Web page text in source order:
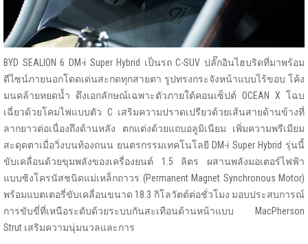
BYD SEALION 6 DM-i Super Hybrid เป็นรถ C-SUV ปลั๊กอินไฮบริดที่มาพร้อม
ดีไซน์ภายนอกโดดเด่นสะกดทุกสายตา รูปทรงกระจังหน้าแบบไร้ขอบ โค้ง
มนคล้ายหยดน้ำ ดึงเอกลักษณ์เฉพาะตัวภายใต้คอนเซ็ปต์ OCEAN X โฉบ
เฉี่ยวด้วยโคมไฟแบบตัว C เสริมความปราดเปรียวด้วยเส้นสายด้านข้างที่
ลากยาวต่อเนื่องถึงด้านหลัง ตกแต่งด้วยแถบอลูมิเนียม เพิ่มความพรีเมียม
สะดุดตาเมื่อวิ่งบนท้องถนน ยนตรกรรมเทคโนโลยี DM-i Super Hybrid รุ่นนี้
ขับเคลื่อนด้วยขุมพลังของเครื่องยนต์ 1.5 ลิตร ผสานพลังมอเตอร์ไฟฟ้า
แบบซิงโครนัสชนิดแม่เหล็กถาวร (Permanent Magnet Synchronous Motor)
พร้อมแบตเตอรี่ขับเคลื่อนขนาด 18.3 กิโลวัตต์ต่อชั่วโมง มอบประสบการณ์
การขับขี่ที่เหนือระดับด้วยระบบกันสะเทือนด้านหน้าแบบ MacPherson
Strut เสริมความนุ่มนวลและการ